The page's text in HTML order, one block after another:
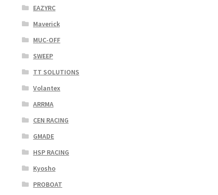
EAZYRC
Maverick
MUC-OFF
SWEEP
TT SOLUTIONS
Volantex
ARRMA
CEN RACING
GMADE
HSP RACING
Kyosho
PROBOAT